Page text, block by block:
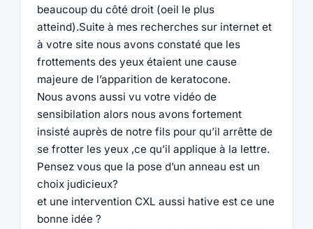
beaucoup du côté droit (oeil le plus
atteind).Suite à mes recherches sur internet et
à votre site nous avons constaté que les
frottements des yeux étaient une cause
majeure de l’apparition de keratocone.
Nous avons aussi vu votre vidéo de
sensibilation alors nous avons fortement
insisté auprès de notre fils pour qu’il arrêtte de
se frotter les yeux ,ce qu’il applique à la lettre.
Pensez vous que la pose d’un anneau est un
choix judicieux?
et une intervention CXL aussi hative est ce une
bonne idée ?